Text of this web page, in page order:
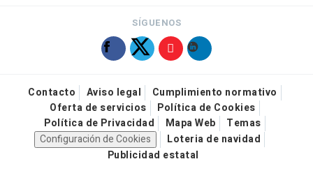
SÍGUENOS
Contacto Aviso legal
Cumplimiento normativo
Oferta de servicios
Política de Cookies
Política de Privacidad
Mapa Web
Temas
Configuración de Cookies
Loteria de navidad
Publicidad estatal